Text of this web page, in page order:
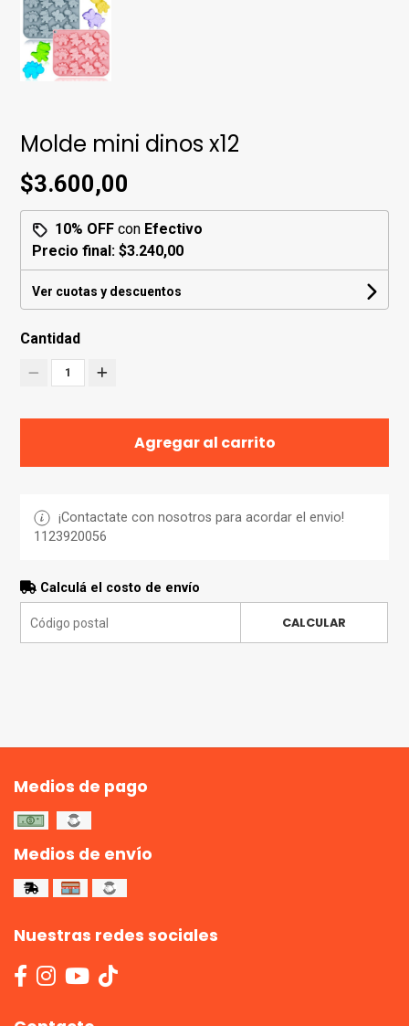
Molde mini dinos x12
$3.600,00
10% OFF con Efectivo
Precio final:$3.240,00
Ver cuotas y descuentos
Cantidad
1
Agregar al carrito
¡Contactate con nosotros para acordar el envio!
1123920056
Calculá el costo de envío
CALCULAR
Medios de pago
Medios de envío
Nuestras redes sociales